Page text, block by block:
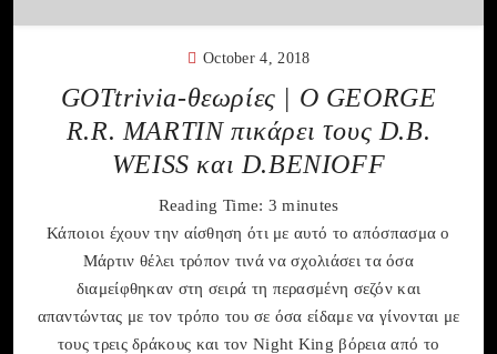
October 4, 2018
GOTtrivia-θεωρίες | Ο GEORGE
R.R. MARTIN πικάρει τους D.B.
WEISS και D.BENIOFF
Reading Time: 3 minutes
Κάποιοι έχουν την αίσθηση ότι με αυτό το απόσπασμα ο
Μάρτιν θέλει τρόπον τινά να σχολιάσει τα όσα
διαμείφθηκαν στη σειρά τη περασμένη σεζόν και
απαντώντας με τον τρόπο του σε όσα είδαμε να γίνονται με
τους τρεις δράκους και τον Night King βόρεια από το